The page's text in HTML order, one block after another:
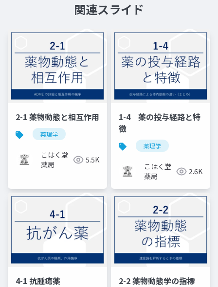
関連スライド
2-1 薬物動態と相互作用
薬理学
こはく堂
薬局
5.5K
1-4 薬の投与経路と特
徴
薬理学
こはく堂
薬局
2.6K
4-1 抗腫瘍薬 2-2 薬物動態学の指標